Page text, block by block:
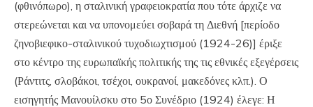
(φθινόπωρο), η σταλινική γραφειοκρατία που τότε άρχιζε να
στερεώνεται και να υπονομεύει σοβαρά τη Διεθνή [περίοδο
ζηνοβιεφικο-σταλινικού τυχοδιωχτισμού (1924-26)] έριξε
στο κέντρο της ευρωπαϊκής πολιτικής της τις εθνικές εξεγέρσεις
(Ράντιτς, σλοβάκοι, τσέχοι, ουκρανοί, μακεδόνες κλπ.). Ο
εισηγητής Μανουίλσκυ στο 5ο Συνέδριο (1924) έλεγε: Η